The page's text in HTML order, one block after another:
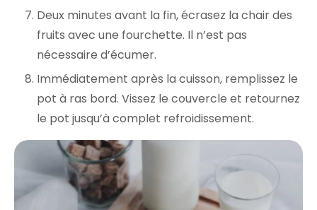
Deux minutes avant la fin, écrasez la chair des
fruits avec une fourchette. Il n’est pas
nécessaire d’écumer.
Immédiatement après la cuisson, remplissez le
pot à ras bord. Vissez le couvercle et retournez
le pot jusqu’à complet refroidissement.